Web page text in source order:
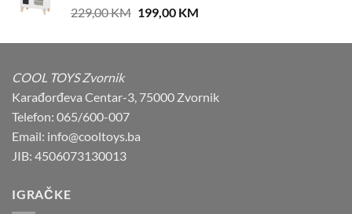
229,00KM Original
was:
199,00 KMCurrent
is:
COOL TOYS Zvornik
Karađorđeva Centar-3, 75000 Zvornik
Telefon: 065/600-007
Email: info@cooltoys.ba
JIB: 4506073130013
IGRAČKE